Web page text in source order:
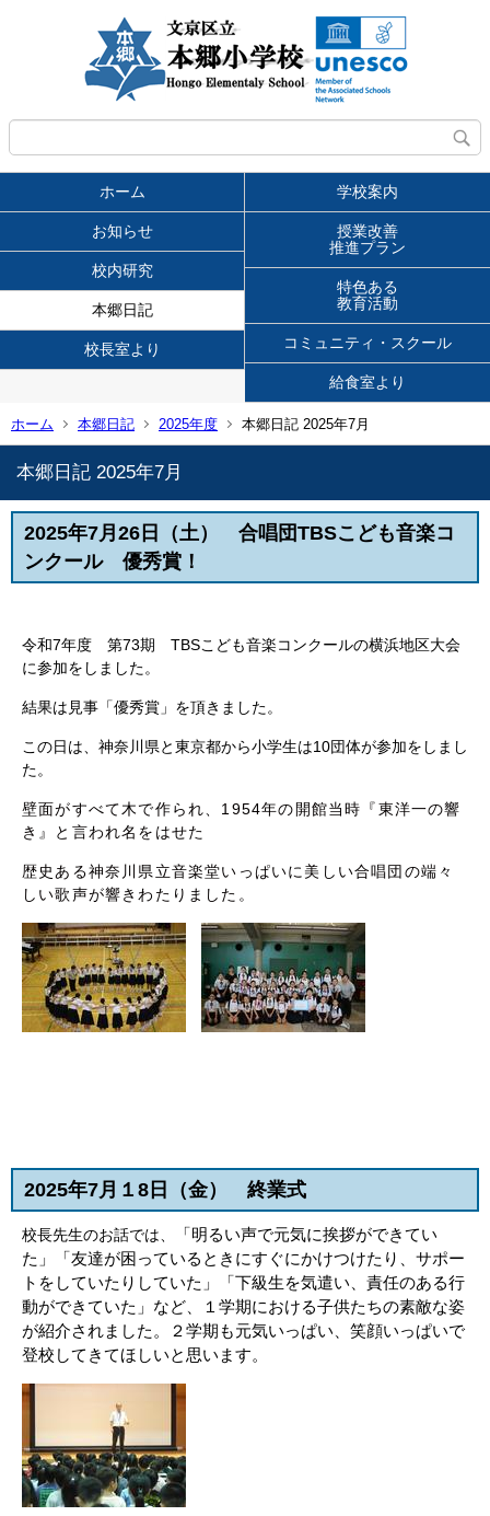
ホーム 学校案内
お知らせ
授業改善
推進プラン
校内研究
特色ある
教育活動
本郷日記
コミュニティ・スクール
校長室より
給食室より
ホーム 本郷日記 2025年度 本郷日記 2025年7月
本郷日記 2025年7月
2025年7月26日（土） 合唱団TBSこども音楽コ
ンクール 優秀賞！
令和7年度 第73期 TBSこども音楽コンクールの横浜地区大会
に参加をしました。
結果は見事「優秀賞」を頂きました。
この日は、神奈川県と東京都から小学生は10団体が参加をしまし
た。
壁面がすべて木で作られ、1954年の開館当時『東洋一の響
き』と言われ名をはせた
歴史ある神奈川県立音楽堂いっぱいに美しい合唱団の端々
しい歌声が響きわたりました。
2025年7月１8 日（金） 終業式
校長先生のお話では、
「明るい声で元気に挨拶ができてい
た」「友達が困っているときにすぐにかけつけたり、サポー
トをしていたりしていた」「下級生を気遣い、責任のある行
動ができていた」など、１学期における子供たちの素敵な姿
が紹介されました。２学期も元気いっぱい、笑顔いっぱいで
登校してきてほしいと思います。